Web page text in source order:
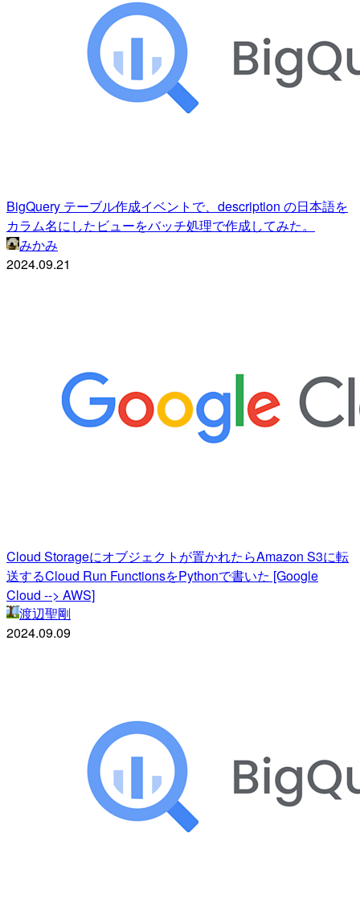
BigQuery テーブル作成イベントで、description の日本語を
カラム名にしたビューをバッチ処理で作成してみた。
みかみ
2024.09.21
Cloud Storageにオブジェクトが置かれたらAmazon S3に転
送するCloud Run FunctionsをPythonで書いた [Google
Cloud --> AWS]
渡辺聖剛
2024.09.09